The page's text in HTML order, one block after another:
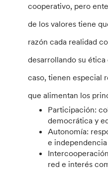
cooperativo, pero
de los valores tiene
razón cada realidad
desarrollando su
caso, tienen especial
que alimentan los
Participación:
democrática y
Autonomía:
e
red e interés